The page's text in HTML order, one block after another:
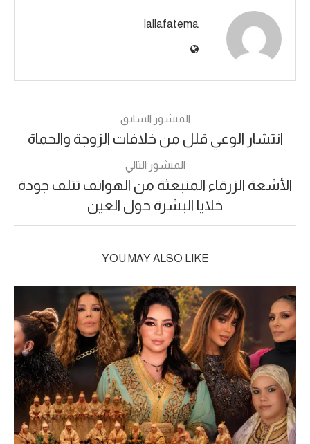
lallafatema
المنشور السابق
انتشار الوعي قلل من خلافات الزوجة والحماة
المنشور التالي
الأشعة الزرقاء المنبعثة من الهواتف تتلف جودة
خلايا البشرة حول العين
YOU MAY ALSO LIKE